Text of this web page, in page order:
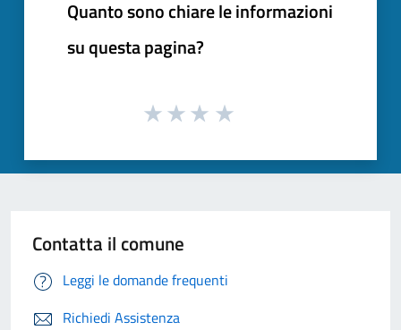
Quanto sono chiare le informazioni
su questa pagina?
Contatta il comune
Leggi le domande frequenti
Richiedi Assistenza